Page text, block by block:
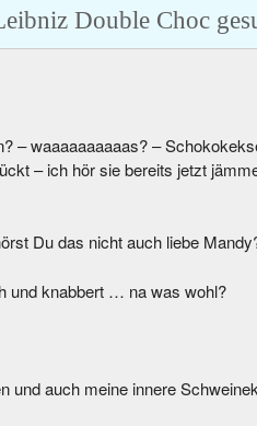
Double Choc
– waaaaaaaaaas? –
– ich hör sie bereits jetzt
Du das nicht auch liebe
und knabbert … na was wohl?
und auch meine innere